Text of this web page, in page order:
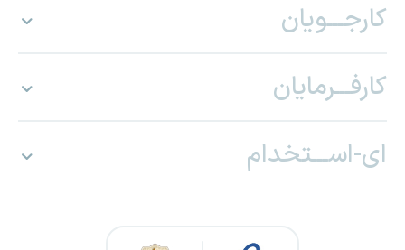
کارجـــویان
کارفـــرمایان
ای-اســـتخدام